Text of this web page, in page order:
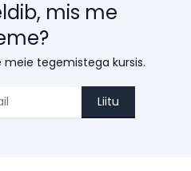
mis me
meie tegemistega kursis.
Liitu